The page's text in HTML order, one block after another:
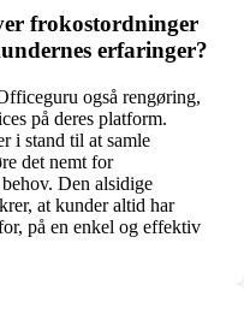
frokostordninger
erfaringer?
også rengøring,
på deres platform.
i stand til at samle
det nemt for
Den alsidige
at kunder altid har
på en enkel og effektiv